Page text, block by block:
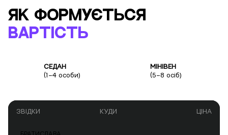
ЯК ФОРМУЄТЬСЯ
ВАРТІСТЬ
СЕДАН
(1–4 особи)
МІНІВЕН
(5–8 осіб)
ЗВІДКИ КУДИ ЦІНА